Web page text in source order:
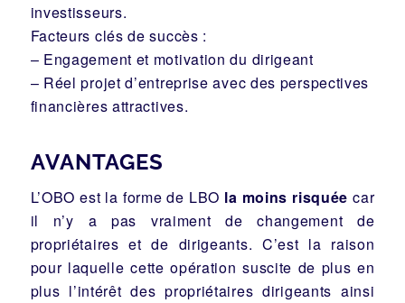
investisseurs.
Facteurs clés de succès :
– Engagement et motivation du dirigeant
– Réel projet d’entreprise avec des perspectives
financières attractives.
AVANTAGES
L’OBO est la forme de LBO la moins risquée car
il n’y a pas vraiment de changement de
propriétaires et de dirigeants. C’est la raison
pour laquelle cette opération suscite de plus en
plus l’intérêt des propriétaires dirigeants ainsi